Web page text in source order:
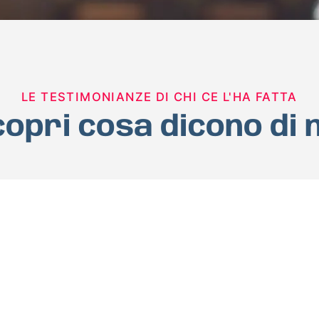
LE TESTIMONIANZE DI CHI CE L'HA FATTA
cosa dicono di